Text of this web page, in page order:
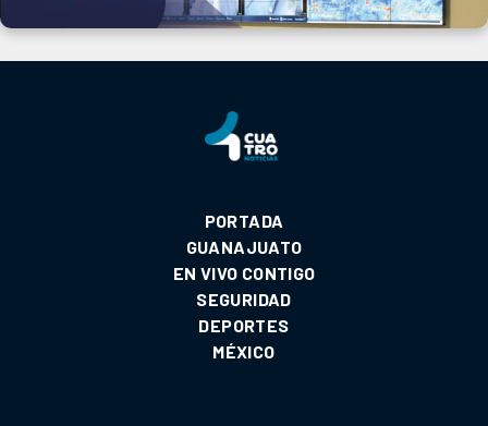
PORTADA
GUANAJUATO
EN VIVO CONTIGO
SEGURIDAD
DEPORTES
MÉXICO